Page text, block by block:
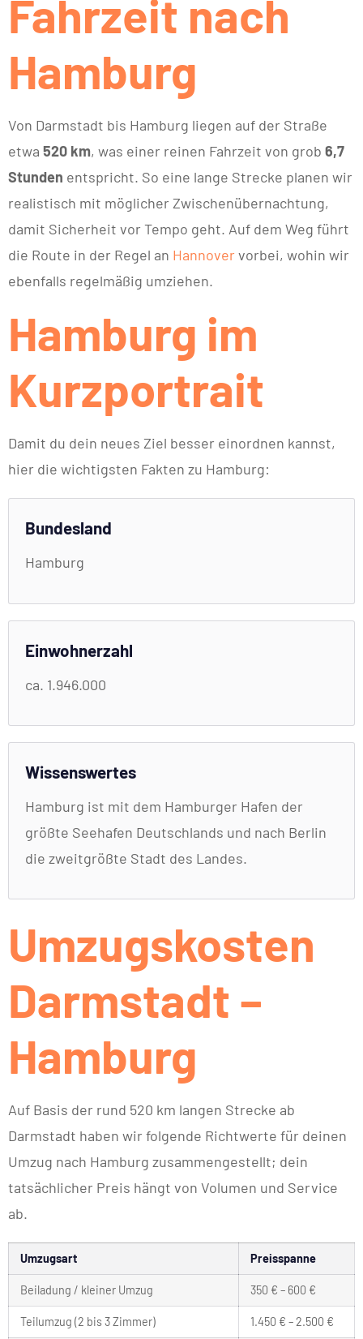
Fahrzeit nach
Hamburg
Von Darmstadt bis Hamburg liegen auf der Straße
etwa 520 km, was einer reinen Fahrzeit von grob 6,7
Stunden entspricht. So eine lange Strecke planen wir
realistisch mit möglicher Zwischenübernachtung,
damit Sicherheit vor Tempo geht. Auf dem Weg führt
die Route in der Regel an Hannovervorbei, wohin wir
ebenfalls regelmäßig umziehen.
Hamburg im
Kurzportrait
Damit du dein neues Ziel besser einordnen kannst,
hier die wichtigsten Fakten zu Hamburg:
Bundesland
Hamburg
Einwohnerzahl
ca. 1.946.000
Wissenswertes
Hamburg ist mit dem Hamburger Hafen der
größte Seehafen Deutschlands und nach Berlin
die zweitgrößte Stadt des Landes.
Umzugskosten
Darmstadt –
Hamburg
Auf Basis der rund 520 km langen Strecke ab
Darmstadt haben wir folgende Richtwerte für deinen
Umzug nach Hamburg zusammengestellt; dein
tatsächlicher Preis hängt von Volumen und Service
ab.
Umzugsart Preisspanne
Beiladung / kleiner Umzug 350 € – 600 €
Teilumzug (2 bis 3 Zimmer) 1.450 € – 2.500 €